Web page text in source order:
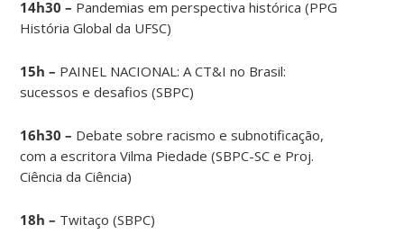
14h30 – Pandemias em perspectiva histórica (PPG
História Global da UFSC)
15h – PAINEL NACIONAL: A CT&I no Brasil:
sucessos e desafios (SBPC)
16h30 – Debate sobre racismo e subnotificação,
com a escritora Vilma Piedade (SBPC-SC e Proj.
Ciência da Ciência)
18h – Twitaço (SBPC)